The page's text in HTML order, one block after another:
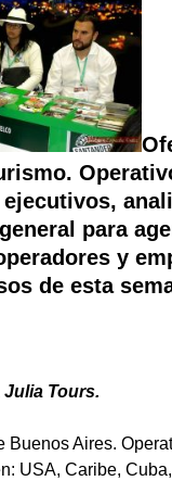
para
y
de esta
Julia Tours.
Buenos Aires.
USA, Caribe,